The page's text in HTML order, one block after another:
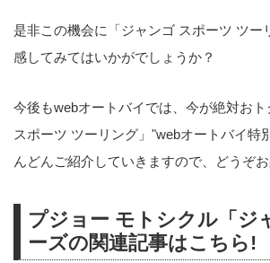
是非この機会に「ジャンゴ スポーツ ツー
感してみてはいかがでしょうか？
今後もwebオートバイでは、今が絶対お
スポーツ ツーリング」"webオートバイ特
んどんご紹介していきますので、どうぞお
プジョー モトシクル「ジ
ーズの関連記事はこちら!